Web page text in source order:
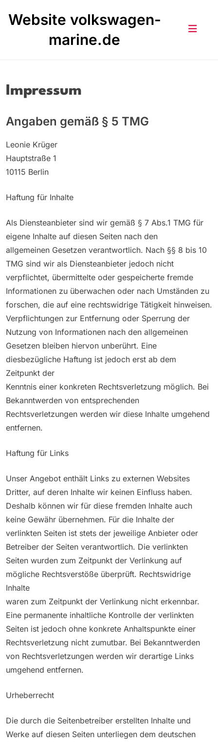
Website volkswagen-
marine.de
Impressum
Angaben gemäß § 5 TMG
Leonie Krüger
Hauptstraße 1
10115 Berlin
Haftung für Inhalte
Als Diensteanbieter sind wir gemäß § 7 Abs.1 TMG für
eigene Inhalte auf diesen Seiten nach den
allgemeinen Gesetzen verantwortlich. Nach §§ 8 bis 10
TMG sind wir als Diensteanbieter jedoch nicht
verpflichtet, übermittelte oder gespeicherte fremde
Informationen zu überwachen oder nach Umständen zu
forschen, die auf eine rechtswidrige Tätigkeit hinweisen.
Verpflichtungen zur Entfernung oder Sperrung der
Nutzung von Informationen nach den allgemeinen
Gesetzen bleiben hiervon unberührt. Eine
diesbezügliche Haftung ist jedoch erst ab dem
Zeitpunkt der
Kenntnis einer konkreten Rechtsverletzung möglich. Bei
Bekanntwerden von entsprechenden
Rechtsverletzungen werden wir diese Inhalte umgehend
entfernen.
Haftung für Links
Unser Angebot enthält Links zu externen Websites
Dritter, auf deren Inhalte wir keinen Einfluss haben.
Deshalb können wir für diese fremden Inhalte auch
keine Gewähr übernehmen. Für die Inhalte der
verlinkten Seiten ist stets der jeweilige Anbieter oder
Betreiber der Seiten verantwortlich. Die verlinkten
Seiten wurden zum Zeitpunkt der Verlinkung auf
mögliche Rechtsverstöße überprüft. Rechtswidrige
Inhalte
waren zum Zeitpunkt der Verlinkung nicht erkennbar.
Eine permanente inhaltliche Kontrolle der verlinkten
Seiten ist jedoch ohne konkrete Anhaltspunkte einer
Rechtsverletzung nicht zumutbar. Bei Bekanntwerden
von Rechtsverletzungen werden wir derartige Links
umgehend entfernen.
Urheberrecht
Die durch die Seitenbetreiber erstellten Inhalte und
Werke auf diesen Seiten unterliegen dem deutschen